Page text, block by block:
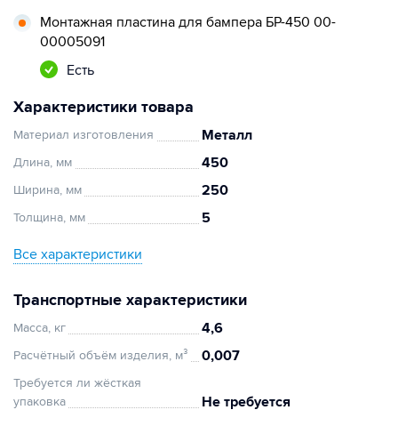
Монтажная пластина для бампера БР-450 00-
00005091
Есть
Характеристики товара
Материал изготовления Металл
Длина, мм 450
Ширина, мм 250
Толщина, мм 5
Все характеристики
Транспортные характеристики
Масса, кг 4,6
Расчётный объём изделия, м³ 0,007
Требуется ли жёсткая
упаковка
Не требуется